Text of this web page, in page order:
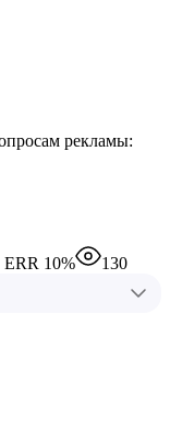
рекламы:
ERR 10% 130